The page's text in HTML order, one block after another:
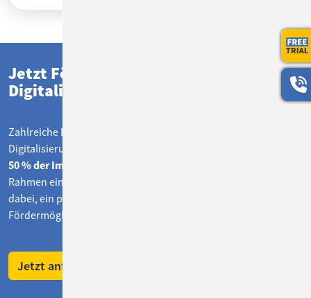
Jetzt Förderung für Ihr
Digitalisierungs-Projekt sichern!
Zahlreiche Bundesländer fördern Vorhaben rund um
Digitalisierung und KI mit attraktiven Zuschüssen:
50 % der Implementierungskosten sind förderfähig.
Rahmen einer konkreten Projektanfrage helfen wir Ihnen
dabei, ein passendes Programm zu finden &
Fördermöglichkeiten bestmöglich auszuschöpfen.
Jetzt anfragen & beraten lassen